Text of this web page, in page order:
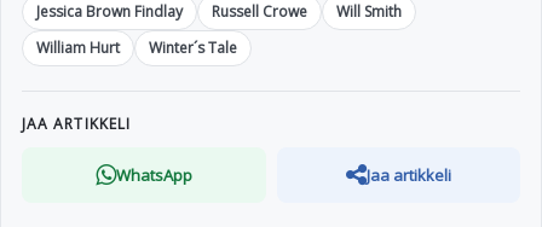
Jessica Brown Findlay
Russell Crowe
Will Smith
William Hurt
Winter´s Tale
JAA ARTIKKELI
WhatsApp Jaa artikkeli